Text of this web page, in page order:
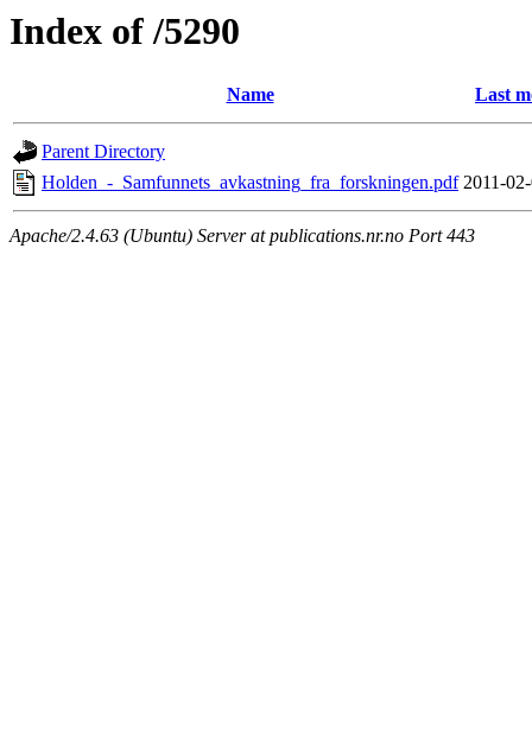
Index of /5290
Name Last
Parent Directory
Holden_-_Samfunnets_avkastning_fra_forskningen.pdf 2011-
Apache/2.4.63 (Ubuntu) Server at publications.nr.no Port 443